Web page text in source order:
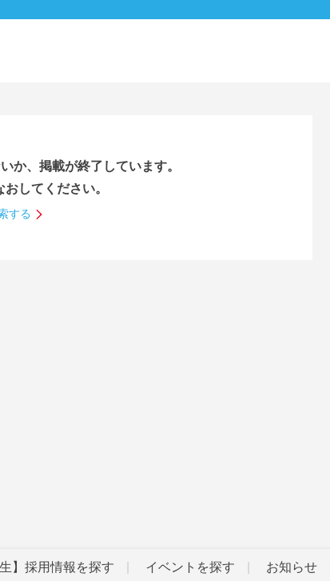
か、掲載が終了しています。
してください。
する
生】採用情報を探す イベントを探す お知らせ